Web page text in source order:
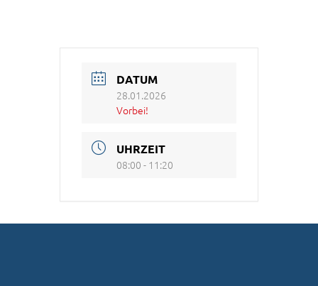
DATUM
28.01.2026
Vorbei!
UHRZEIT
08:00 - 11:20